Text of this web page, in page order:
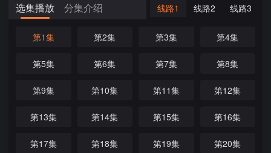
选集播放 分集介绍 线路1 线路2 线路3
第1集 第2集 第3集 第4集
第5集 第6集 第7集 第8集
第9集 第10集 第11集 第12集
第13集 第14集 第15集 第16集
第17集 第18集 第19集 第20集